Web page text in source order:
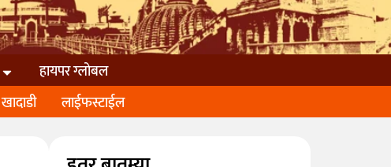
हायपर ग्लोबल
खादाडी लाईफस्टाईल